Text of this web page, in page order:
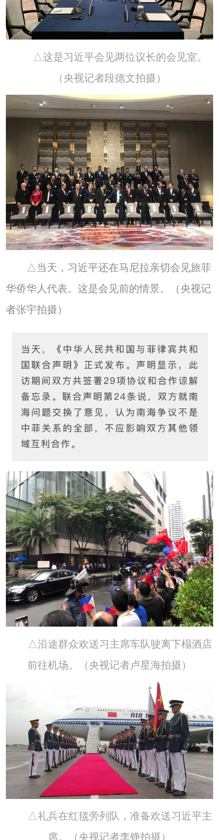
△这是习近平会见两位议长的会见室。
（央视记者段德文拍摄）
△当天，习近平还在马尼拉亲切会见旅菲
华侨华人代表。这是会见前的情景。（央视记
者张宇拍摄）
△沿途群众欢送习主席车队驶离下榻酒店
前往机场。（央视记者卢星海拍摄）
△礼兵在红毯旁列队，准备欢送习近平主
席。（央视记者李铮拍摄）